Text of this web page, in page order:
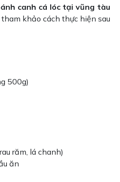
canh cá lóc tại vũng tàu
khảo cách thực hiện sau
500g)
răm, lá chanh)
ăn